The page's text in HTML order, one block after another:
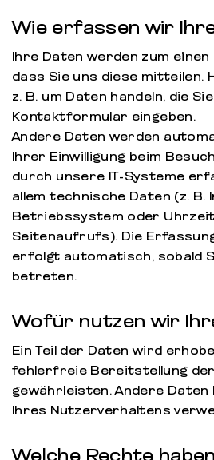
Wie erfassen wir
Ihre Daten werden zum
dass Sie uns diese mitteilen.
z. B. um Daten handeln, die
Kontaktformular eingeben.
Andere Daten werden
Ihrer Einwilligung beim
durch unsere IT-Systeme
allem technische Daten (z.
Betriebssystem oder
Seitenaufrufs). Die
erfolgt automatisch, sobald
betreten.
Wofür nutzen wir
Ein Teil der Daten wird
fehlerfreie Bereitstellung der
gewährleisten. Andere Daten
Ihres Nutzerverhaltens